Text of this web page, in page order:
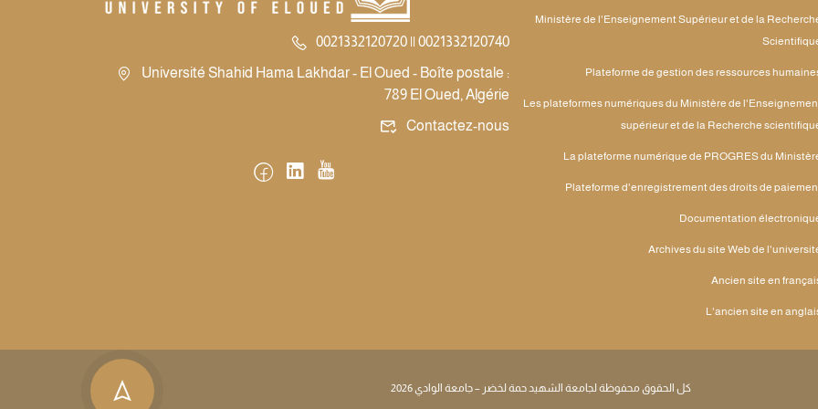
0021332120720 || 0021332120740
Université Shahid Hama Lakhdar - El Oued - Boîte postale :
789 El Oued, Algérie
Contactez-nous
Ministère de l'Enseignement Supérieur et de la
Plateforme de gestion des ressources
Les plateformes numériques du Ministère de
supérieur et de la Recherche
La plateforme numérique de PROGRES du
Plateforme d'enregistrement des droits de
Documentation
Archives du site Web de
Ancien site en
L'ancien site en
كل الحقوق محفوظة لجامعة الشهيد حمة لخضر – جامعة الوادي 2026